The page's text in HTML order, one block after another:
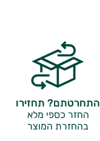
התחרטתם? תחזירו
החזר כספי מלא
בהחזרת המוצר